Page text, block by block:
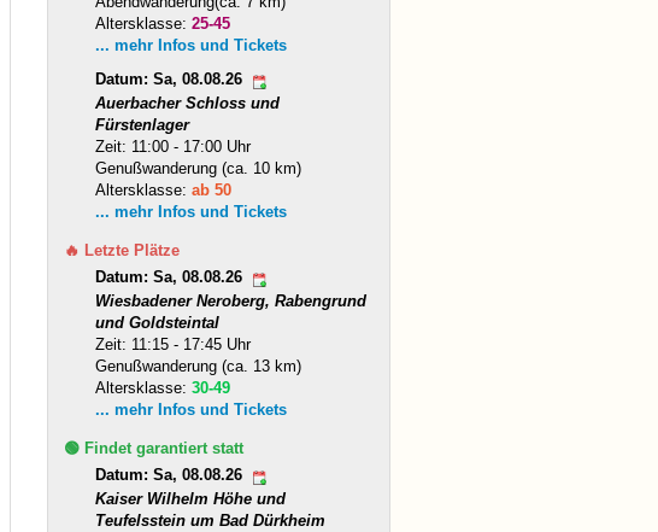
Altersklasse:25-45
... mehr Infos und Tickets
Datum: Sa, 08.08.26
Auerbacher Schloss und
Fürstenlager
Zeit: 11:00 - 17:00 Uhr
Genußwanderung (ca. 10 km)
Altersklasse:ab 50
... mehr Infos und Tickets
🔥 Letzte Plätze
Datum: Sa, 08.08.26
Wiesbadener Neroberg, Rabengrund
und Goldsteintal
Zeit: 11:15 - 17:45 Uhr
Genußwanderung (ca. 13 km)
Altersklasse:30-49
... mehr Infos und Tickets
🟢 Findet garantiert statt
Datum: Sa, 08.08.26
Kaiser Wilhelm Höhe und
Teufelsstein um Bad Dürkheim